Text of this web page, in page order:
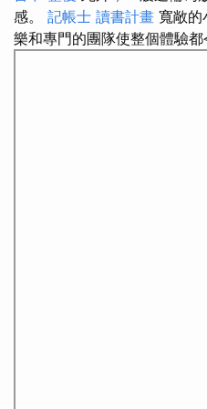
感。 記帳士 讀書計畫 寬敞的
樂和專門的團隊使整個體驗都